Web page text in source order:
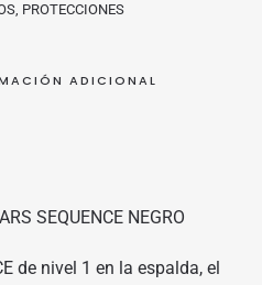
, PROTECCIONES
ADICIONAL
SEQUENCE NEGRO
de nivel 1 en la espalda, el